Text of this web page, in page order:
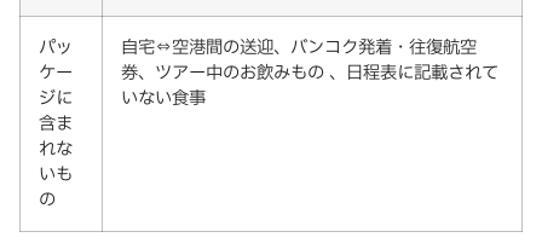
パッ
ケー
ジに
含ま
れな
いも
の
自宅⇔空港間の送迎、バンコク発着・往復航空
券、ツアー中のお飲みもの 、日程表に記載されて
いない食事